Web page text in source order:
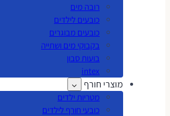
רובה מים
כובעים לילדים
כובעים מבוגרים
בקבוקי מים ושתייה
בועות סבון
intex
מוצרי חורף
מטריות ילדים
כובעי חורף לילדים